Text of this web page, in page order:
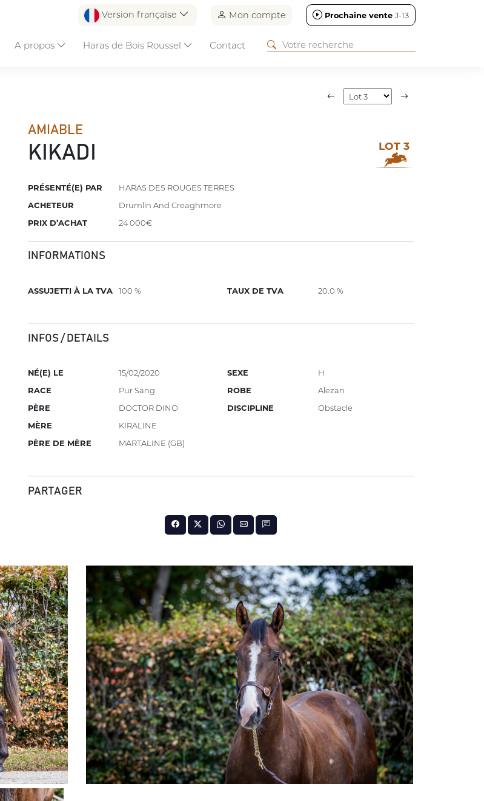
Version française Mon compte Prochaine vente J-13
A propos Haras de Bois Roussel Contact
AMIABLE
KIKADI LOT 3
PRÉSENTÉ(E) PAR
HARAS DES ROUGES TERRES
ACHETEUR
Drumlin And Creaghmore
PRIX D’ACHAT
24 000€
INFORMATIONS
ASSUJETTI À LA TVA 100 % TAUX DE TVA 20.0 %
INFOS / DETAILS
NÉ(E) LE
15/02/2020
RACE
Pur Sang
PÈRE
DOCTOR DINO
MÈRE
KIRALINE
PÈRE DE MÈRE
MARTALINE (GB)
SEXE
H
ROBE
Alezan
DISCIPLINE
Obstacle
PARTAGER